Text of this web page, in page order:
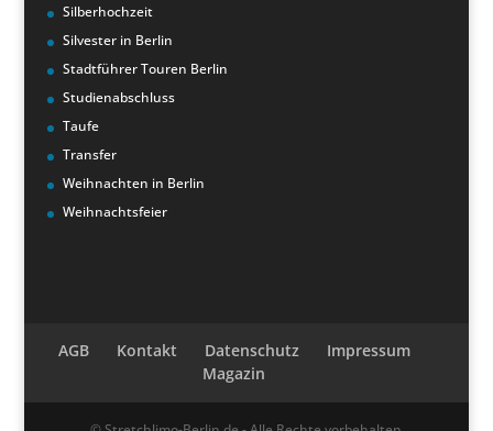
Silberhochzeit
Silvester in Berlin
Stadtführer Touren Berlin
Studienabschluss
Taufe
Transfer
Weihnachten in Berlin
Weihnachtsfeier
AGB Kontakt Datenschutz
Impressum
Magazin